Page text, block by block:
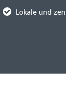
Lokale und